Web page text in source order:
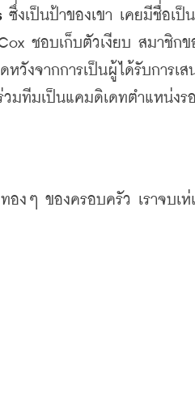
ซึ่งเป็นป้าของเขา เคยมีชื่อเป็น
ชอบเก็บตัวเงียบ สมาชิกข
หวังจากการเป็นผู้ได้รับการเส
วมทีมเป็นแคมดิเดทตำแหน่งร
ทองๆ ของครอบครัว เราจบเ